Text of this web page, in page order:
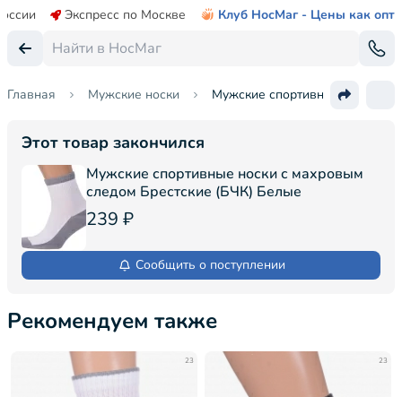
Экспресс по Москве Клуб НосМаг - Цены как опт
Главная Мужские носки Мужские спортивные носки с
Этот товар закончился
Мужские спортивные носки с махровым
следом Брестские (БЧК) Белые
239 ₽
Сообщить о поступлении
Рекомендуем также
23 23